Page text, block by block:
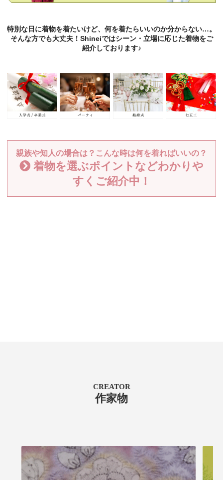
特別な日に着物を着たいけど、何を着たらいいのか分からない…。
そんな方でも大丈夫！Shineiではシーン・立場に応じた着物をご
紹介しております♪
親族や知人の場合は？こんな時は何を着ればいいの？
着物を選ぶポイントなどわかりや
すくご紹介中！
CREATOR
作家物